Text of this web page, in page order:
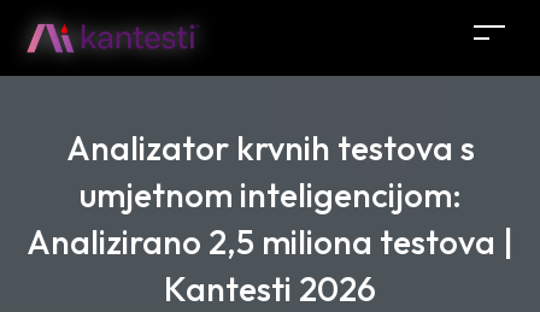
Analizator krvnih testova s
umjetnom inteligencijom:
Analizirano 2,5 miliona testova |
Kantesti 2026